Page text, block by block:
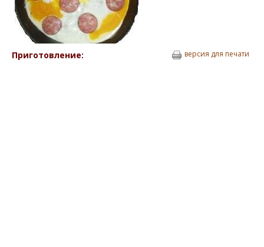
Приготовление: версия для печати